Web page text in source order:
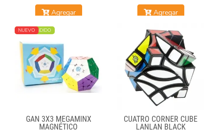
Agregar Agregar
MÁS VENDIDO
NUEVO
GAN 3X3 MEGAMINX
MAGNÉTICO
CUATRO CORNER CUBE
LANLAN BLACK